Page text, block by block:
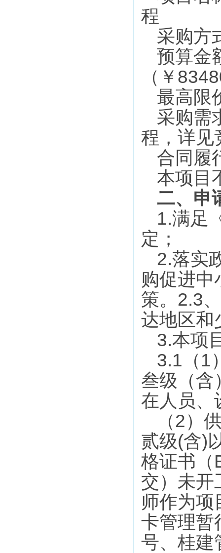
程
采购方
预算金
（￥
最高限
采购需
程 ，详
合同履
本项目
二、申
1.满足
定；
2.落实
购促进中
策。 2.3
达地区和
3.本项
3.1 （1
叁级（含
在人员、
（2）
贰级(含)
格证书（
交）未开
师作为项
卡管理暂
号、桂建